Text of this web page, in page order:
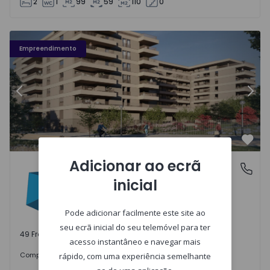
Empreendimento
Fachada PLENO JARDIM - 3
Anterior
Águas Santas, PortoPLENO JARDIM
Águas Santas, Porto
49 Frações disponíveis
Comprar desde 242.000 €
Adicionar ao ecrã
inicial
Pode adicionar facilmente este site ao
seu ecrã inicial do seu telemóvel para ter
acesso instantâneo e navegar mais
rápido, com uma experiência semelhante